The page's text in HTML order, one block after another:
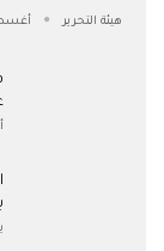
هيئة التحرير أغسطس